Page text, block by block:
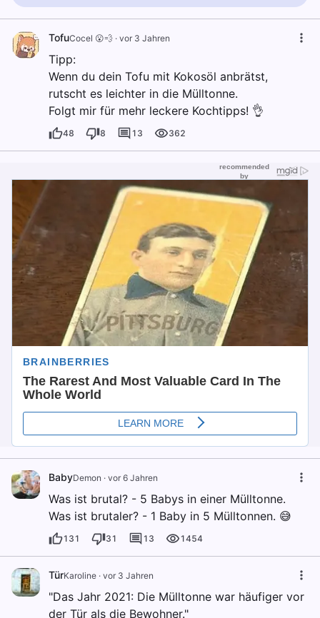
TofuCocel 😮💨 · vor 3 Jahren
Tipp:
Wenn du dein Tofu mit Kokosöl anbrätst,
rutscht es leichter in die Mülltonne.
Folgt mir für mehr leckere Kochtipps! 👌
48 8 13 362
BabyDemon · vor 6 Jahren
Was ist brutal? - 5 Babys in einer Mülltonne.
Was ist brutaler? - 1 Baby in 5 Mülltonnen. 😅
131 31 13 1454
TürKaroline · vor 3 Jahren
"Das Jahr 2021: Die Mülltonne war häufiger vor
der Tür als die Bewohner."